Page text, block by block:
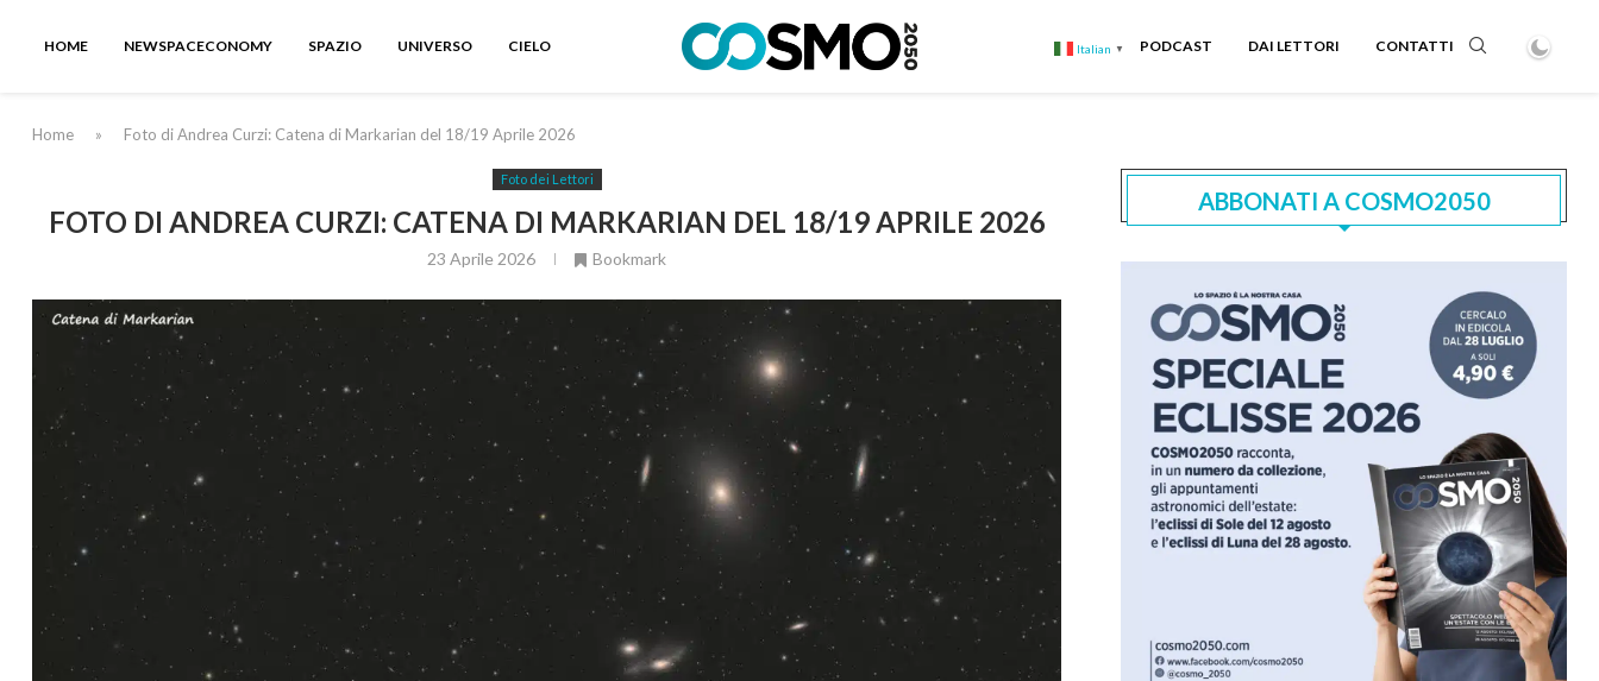
HOME NEWSPACECONOMY SPAZIO UNIVERSO CIELO Italian ▼ PODCAST DAI LETTORI CONTATTI
Home » Foto di Andrea Curzi: Catena di Markarian del 18/19 Aprile 2026
Foto dei Lettori
FOTO DI ANDREA CURZI: CATENA DI MARKARIAN DEL 18/19 APRILE 2026
23 Aprile 2026 Bookmark
ABBONATI A COSMO2050